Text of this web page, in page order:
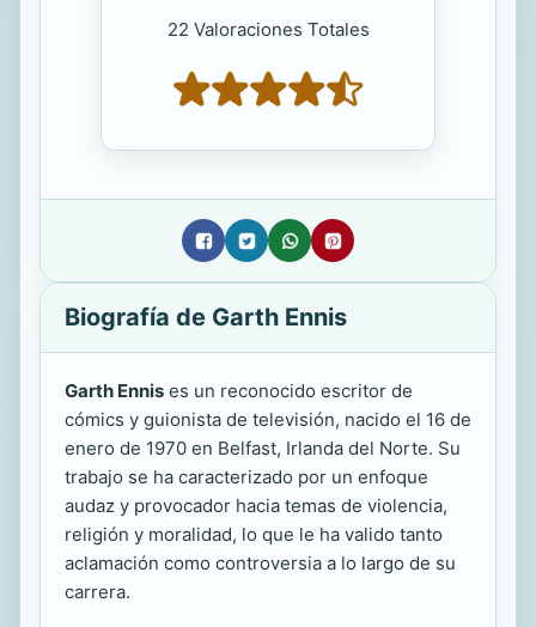
22 Valoraciones Totales
Biografía de Garth Ennis
Garth Ennis es un reconocido escritor de
cómics y guionista de televisión, nacido el 16 de
enero de 1970 en Belfast, Irlanda del Norte. Su
trabajo se ha caracterizado por un enfoque
audaz y provocador hacia temas de violencia,
religión y moralidad, lo que le ha valido tanto
aclamación como controversia a lo largo de su
carrera.